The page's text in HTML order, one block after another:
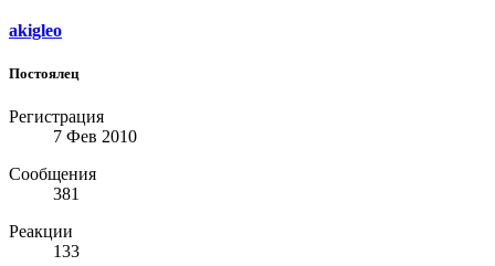
akigleo
Постоялец
Регистрация
7 Фев 2010
Сообщения
381
Реакции
133